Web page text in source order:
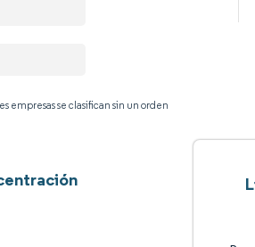
empresas se clasifican sin un orden